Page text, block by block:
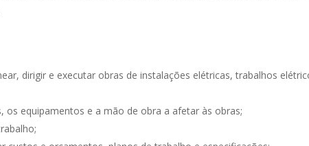
dirigir e executar obras de instalações elétricas, trabalhos
os equipamentos e a mão de obra a afetar às obras;